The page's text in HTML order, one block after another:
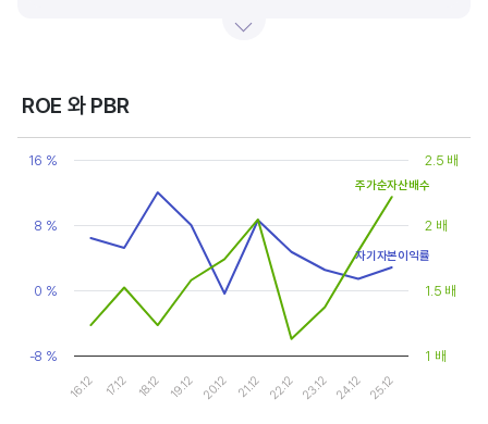
주당배당금의 비율입니다. 예를 들어 A 주식을 주당 100 달러에 매수하고 주당배당금으로
ROE 와 PBR
Chart
Line chart with 2 lines.
The chart has 1 X axis displaying categories.
The chart has 2 Y axes displaying values, and values.
16.12 17.12 18.12 19.12 20.12 21.12 22.12 23.12 24.12 25.12
-8 %
0 %
8 %
16 %
1 배
1.5 배
2 배
2.5 배
자기자본이익률
주가순자산배수